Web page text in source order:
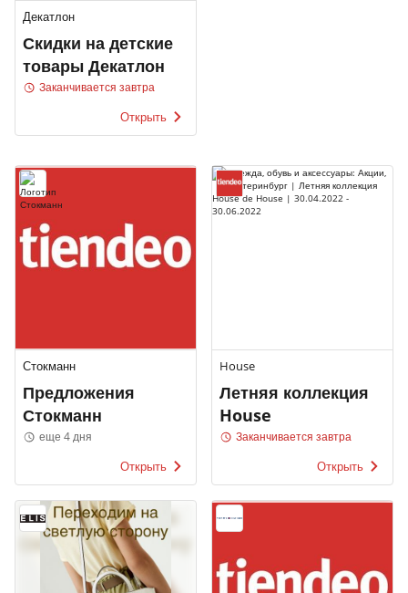
Декатлон
Скидки на детские
товары Декатлон
Заканчивается завтра
Открыть
Стокманн
Предложения
Стокманн
еще 4 дня
Открыть
House
Летняя коллекция
House
Заканчивается завтра
Открыть